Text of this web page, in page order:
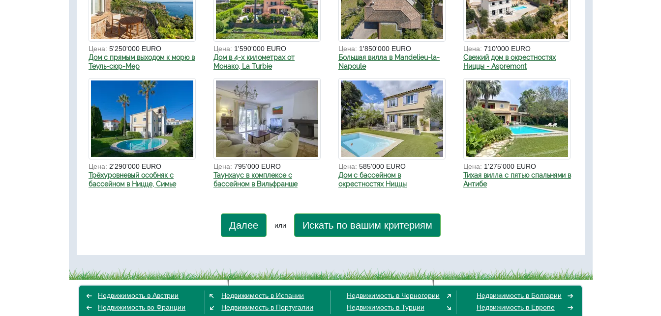
Цена: 5'250'000 EURO
Дом с прямым выходом к морю в
Теуль-сюр-Мер
Цена: 1'590'000 EURO
Дом в 4-х километрах от
Монако, La Turbie
Цена: 1'850'000 EURO
Большая вилла в Mandelieu-la-
Napoule
Цена: 710'000 EURO
Свежий дом в окрестностях
Ниццы - Aspremont
Цена: 2'290'000 EURO
Трёхуровневый особняк с
бассейном в Ницце, Симье
Цена: 795'000 EURO
Таунхаус в комплексе с
бассейном в Вильфранше
Цена: 585'000 EURO
Дом с бассейном в
окрестностях Ниццы
Цена: 1'275'000 EURO
Тихая вилла с пятью спальнями в
Антибе
Далее или Искать по вашим критериям
Недвижимость в Австрии
Недвижимость во Франции
Недвижимость в Испании
Недвижимость в Португалии
Недвижимость в Черногории
Недвижимость в Турции
Недвижимость в Болгарии
Недвижимость в Европе